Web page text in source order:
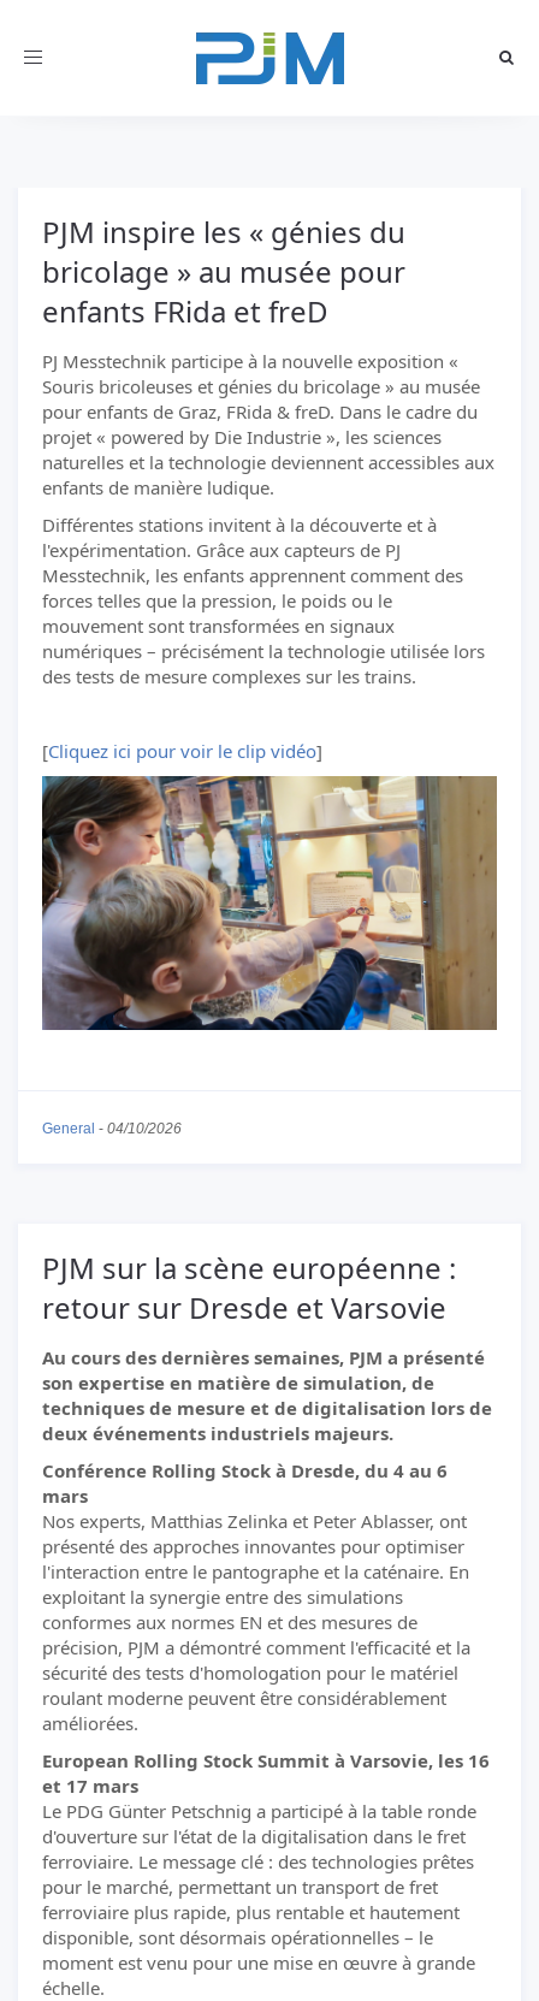
Toggle
PJM inspire les « génies du
bricolage » au musée pour
enfants FRida et freD
PJ Messtechnik participe à la nouvelle exposition «
Souris bricoleuses et génies du bricolage » au musée
pour enfants de Graz, FRida & freD. Dans le cadre du
projet « powered by Die Industrie », les sciences
naturelles et la technologie deviennent accessibles aux
enfants de manière ludique.
Différentes stations invitent à la découverte et à
l'expérimentation. Grâce aux capteurs de PJ
Messtechnik, les enfants apprennent comment des
forces telles que la pression, le poids ou le
mouvement sont transformées en signaux
numériques – précisément la technologie utilisée lors
des tests de mesure complexes sur les trains.
[Cliquez ici pour voir le clip vidéo]
General - 04/10/2026
PJM sur la scène européenne :
retour sur Dresde et Varsovie
Au cours des dernières semaines, PJM a présenté
son expertise en matière de simulation, de
techniques de mesure et de digitalisation lors de
deux événements industriels majeurs.
Conférence Rolling Stock à Dresde, du 4 au 6
mars
Nos experts, Matthias Zelinka et Peter Ablasser, ont
présenté des approches innovantes pour optimiser
l'interaction entre le pantographe et la caténaire. En
exploitant la synergie entre des simulations
conformes aux normes EN et des mesures de
précision, PJM a démontré comment l'efficacité et la
sécurité des tests d'homologation pour le matériel
roulant moderne peuvent être considérablement
améliorées.
European Rolling Stock Summit à Varsovie, les 16
et 17 mars
Le PDG Günter Petschnig a participé à la table ronde
d'ouverture sur l'état de la digitalisation dans le fret
ferroviaire. Le message clé : des technologies prêtes
pour le marché, permettant un transport de fret
ferroviaire plus rapide, plus rentable et hautement
disponible, sont désormais opérationnelles – le
moment est venu pour une mise en œuvre à grande
échelle.